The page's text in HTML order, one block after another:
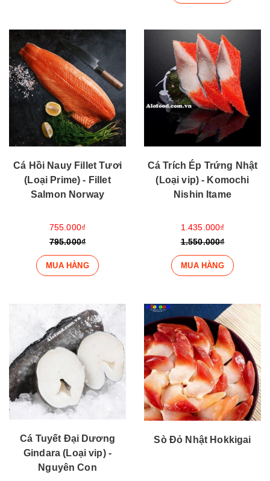
Cá Hồi Nauy Fillet Tươi
(Loại Prime) - Fillet
Salmon Norway
755.000₫
795.000₫
MUA HÀNG
Cá Trích Ép Trứng Nhật
(Loại vip) - Komochi
Nishin Itame
1.435.000₫
1.550.000₫
MUA HÀNG
Cá Tuyết Đại Dương
Gindara (Loại vip) -
Nguyên Con
Sò Đỏ Nhật Hokkigai